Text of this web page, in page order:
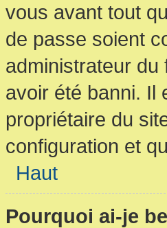
vous avant tout
de passe soient
administrateur
avoir été banni. Il
propriétaire du
configuration et
Haut
Pourquoi ai-je